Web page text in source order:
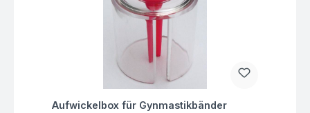
Fragen zum Artikel
Aufwickelbox für Gynmastikbänder